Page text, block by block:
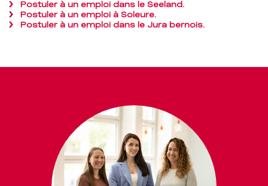
Postuler à un emploi dans le Seeland.
Postuler à un emploi à Soleure.
Postuler à un emploi dans le Jura bernois.